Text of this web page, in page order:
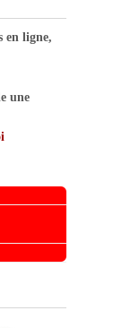
en ligne,
une